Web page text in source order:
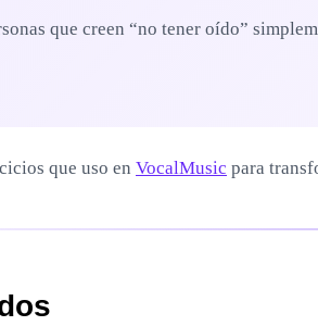
que creen “no tener oído”
que uso en VocalMusic para